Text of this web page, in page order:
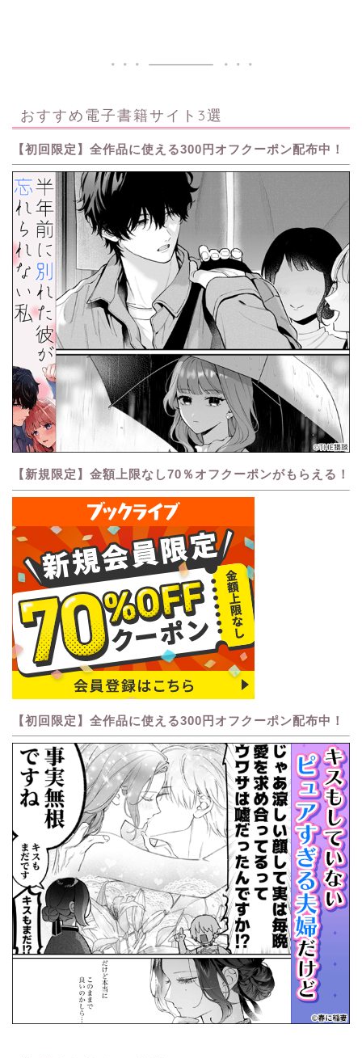
おすすめ電子書籍サイト3選
【初回限定】全作品に使える300円オフクーポン配布中！
【新規限定】金額上限なし70％オフクーポンがもらえる！
【初回限定】全作品に使える300円オフクーポン配布中！